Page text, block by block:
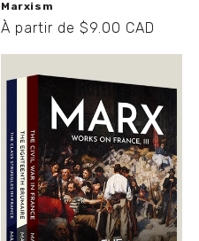
Marxism
Prix
À partir de $9.00 CAD